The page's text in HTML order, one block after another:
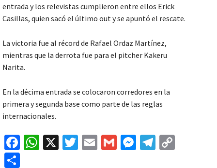
entrada y los relevistas cumplieron entre ellos Erick
Casillas, quien sacó el último out y se apuntó el rescate.
La victoria fue al récord de Rafael Ordaz Martínez,
mientras que la derrota fue para el pitcher Kakeru
Narita.
En la décima entrada se colocaron corredores en la
primera y segunda base como parte de las reglas
internacionales.
Fa W X
T
E
G
M Te